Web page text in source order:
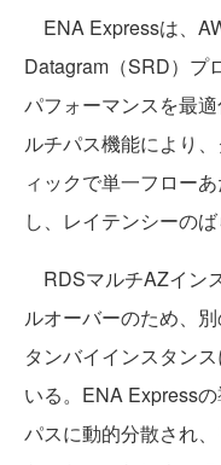
ENA Expressは、
Datagram（SRD）プ
パフォーマンスを最
ルチパス機能により
ィックで単一フロー
し、レイテンシーのば
RDSマルチAZイン
ルオーバーのため、
タンバイインスタン
いる。ENA Express
パスに動的分散され